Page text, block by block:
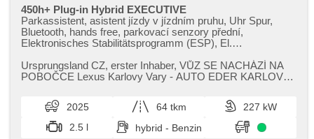
450h+ Plug-in Hybrid EXECUTIVE
Parkassistent, asistent jízdy v jízdním pruhu, Uhr Spur,
Bluetooth, hands free, parkovací senzory přední,
Elektronisches Stabilitätsprogramm (ESP), El.
El. Spiegel, USB, head-up display, isofix, Fahrkamera, 2-
Zonen Klimaanlage, Klimaautomatik, Navigation, ukazatel
Vorderlichter LED, täglich Leuchten, Nebelscheinwerfer,
Lederpolsterung, Ledersitze, Adaptive
Geschwindigkeitsregelung, Reifendrucksensor, odvětrávaná
sedadla, beheizte Lenkrad, Heck LED Leuchte, El.
Ursprungsland CZ,​ erster Inhaber,​ VŮZ SE NACHÁZÍ NA
POBOČCE Lexus Karlovy Vary ​- AUTO EDER KARLOVY
2025 64 tkm
227 kW
2.5 l
hybrid - Benzin